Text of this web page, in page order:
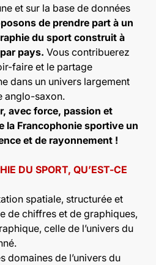
et sur la base de données
de prendre part à un
du sport construit à
pays. Vous contribuerez
faire et le partage
dans un univers largement
anglo-saxon.
avec force, passion et
la Francophonie sportive un
et de rayonnement !
DU SPORT, QU’EST-CE
spatiale, structurée et
de chiffres et de graphiques,
celle de l’univers du
domaines de l’univers du